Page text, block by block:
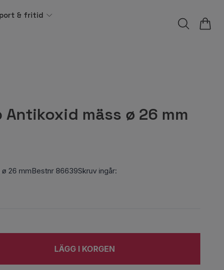
& fritid
Antikoxid mäss ø 26 mm
26 mmBestnr 86639Skruv ingår:
LÄGG I KORGEN